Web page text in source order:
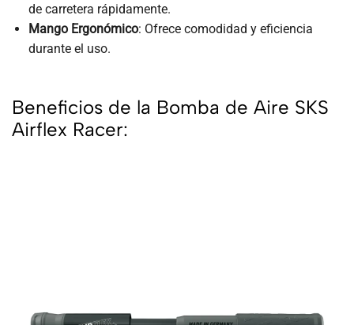
de carretera rápidamente.
Mango Ergonómico: Ofrece comodidad y eficiencia
durante el uso.
Beneficios de la Bomba de Aire SKS
Airflex Racer: